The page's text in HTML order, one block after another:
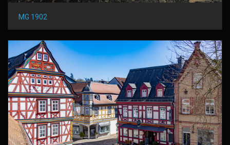
MG 1902